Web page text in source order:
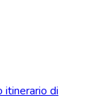
itinerario di